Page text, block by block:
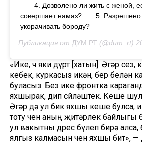
⠀ ⠀ 4. Дозволено ли жить с женой,
совершает намаз?⠀ ⠀ 5.
укорачивать бороду?⠀ ⠀ ⠀ ⠀
Публикация от ДУМ РТ (@dum_rt)
«Ике, өч яки дүрт [хатын]. Әгәр сез,
кебек, куркасыз икән, бер белән
буласыз. Без ике фронтка
яхшырак, дип сөйләштек. Кеше шул
Әгәр дә ул бик яхшы кеше булса,
тоту өчен аның җитәрлек байлыгы
ул вакытны дөрес бүлеп бирә
ялгыз калмасын өчен яхшы бит», —